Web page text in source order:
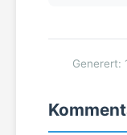
Generert: